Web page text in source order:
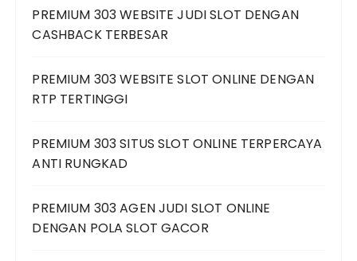
PREMIUM 303 WEBSITE JUDI SLOT DENGAN
CASHBACK TERBESAR
PREMIUM 303 WEBSITE SLOT ONLINE DENGAN
RTP TERTINGGI
PREMIUM 303 SITUS SLOT ONLINE TERPERCAYA
ANTI RUNGKAD
PREMIUM 303 AGEN JUDI SLOT ONLINE
DENGAN POLA SLOT GACOR